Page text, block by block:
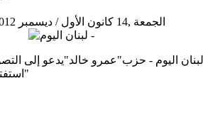
06:47 2012 الجمعة ,14 كانون الأول / ديسمبر